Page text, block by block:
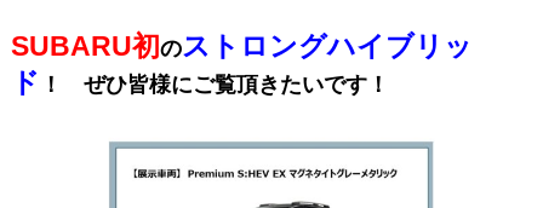
SUBARU初のストロングハイブリッ
ド ！ ぜひ皆様にご覧頂きたいです！